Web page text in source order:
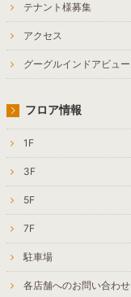
テナント様募集
アクセス
グーグルインドアビュー
フロア情報
1F
3F
5F
7F
駐車場
各店舗へのお問い合わせ